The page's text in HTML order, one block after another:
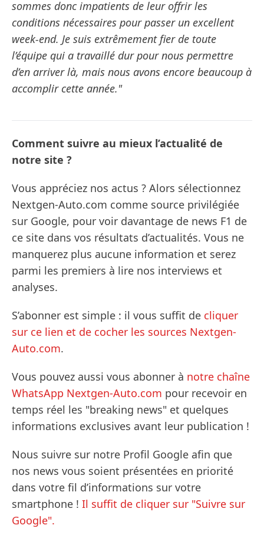
sommes donc impatients de leur offrir les
conditions nécessaires pour passer un excellent
week-end. Je suis extrêmement fier de toute
l’équipe qui a travaillé dur pour nous permettre
d’en arriver là, mais nous avons encore beaucoup à
accomplir cette année."
Comment suivre au mieux l’actualité de
notre site ?
Vous appréciez nos actus ? Alors sélectionnez
Nextgen-Auto.com comme source privilégiée
sur Google, pour voir davantage de news F1 de
ce site dans vos résultats d’actualités. Vous ne
manquerez plus aucune information et serez
parmi les premiers à lire nos interviews et
analyses.
S’abonner est simple : il vous suffit de cliquer
sur ce lien et de cocher les sources Nextgen-
Auto.com.
Vous pouvez aussi vous abonner à notre chaîne
WhatsApp Nextgen-Auto.com pour recevoir en
temps réel les "breaking news" et quelques
informations exclusives avant leur publication !
Nous suivre sur notre Profil Google afin que
nos news vous soient présentées en priorité
dans votre fil d’informations sur votre
smartphone ! Il suffit de cliquer sur "Suivre sur
Google".